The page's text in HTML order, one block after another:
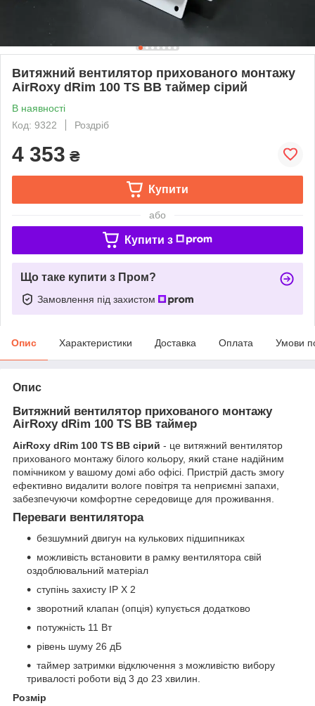
Витяжний вентилятор прихованого монтажу
AirRoxy dRim 100 TS BB таймер сірий
В наявності
Код: 9322
Роздріб
4 353 ₴
Купити
або
Купити з
Що таке купити з Пром?
Замовлення під захистом
Опис Характеристики Доставка Оплата Умови
Опис
Витяжний вентилятор прихованого монтажу
AirRoxy dRim 100 TS BB таймер
AirRoxy dRim 100 TS BB сірий - це витяжний вентилятор
прихованого монтажу білого кольору, який стане надійним
помічником у вашому домі або офісі. Пристрій дасть змогу
ефективно видалити вологе повітря та неприємні запахи,
забезпечуючи комфортне середовище для проживання.
Переваги вентилятора
безшумний двигун на кулькових підшипниках
можливість встановити в рамку вентилятора свій
оздоблювальний матеріал
ступінь захисту IP X 2
зворотний клапан (опція) купується додатково
потужність 11 Вт
рівень шуму 26 дБ
таймер затримки відключення з можливістю вибору
тривалості роботи від 3 до 23 хвилин.
Розмір